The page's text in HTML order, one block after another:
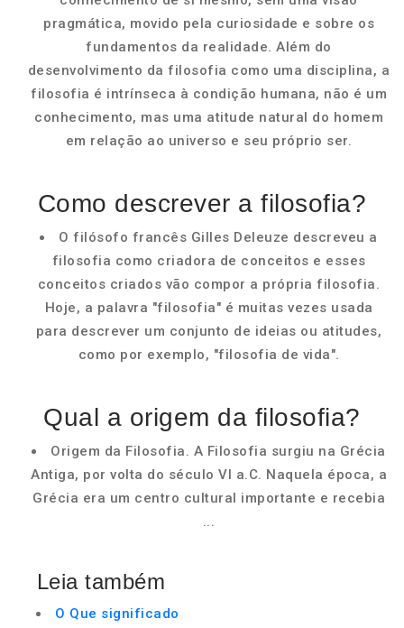
pragmática, movido pela curiosidade e sobre os
fundamentos da realidade. Além do
desenvolvimento da filosofia como uma disciplina, a
filosofia é intrínseca à condição humana, não é um
conhecimento, mas uma atitude natural do homem
em relação ao universo e seu próprio ser.
Como descrever a filosofia?
O filósofo francês Gilles Deleuze descreveu a
filosofia como criadora de conceitos e esses
conceitos criados vão compor a própria filosofia.
Hoje, a palavra "filosofia" é muitas vezes usada
para descrever um conjunto de ideias ou atitudes,
como por exemplo, "filosofia de vida".
Qual a origem da filosofia?
Origem da Filosofia. A Filosofia surgiu na Grécia
Antiga, por volta do século VI a.C. Naquela época, a
Grécia era um centro cultural importante e recebia
...
Leia também
O Que significado